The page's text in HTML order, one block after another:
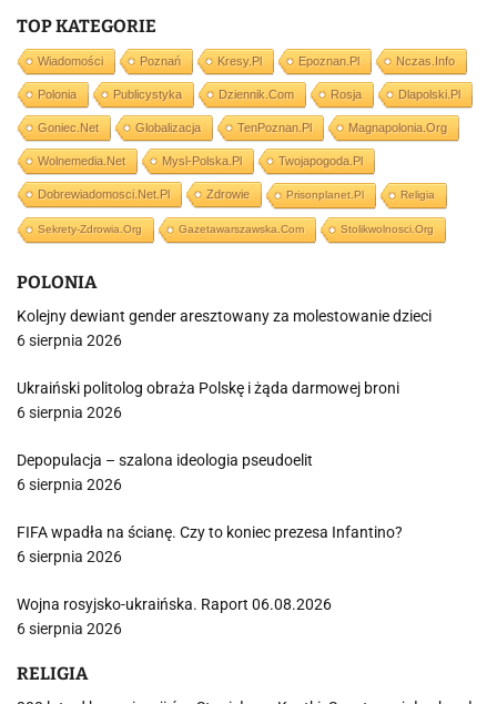
TOP KATEGORIE
Wiadomości Poznań Kresy.pl Epoznan.pl Nczas.info
Polonia Publicystyka Dziennik.com Rosja Dlapolski.pl
Goniec.net Globalizacja TenPoznan.pl Magnapolonia.org
Wolnemedia.net Mysl-Polska.pl Twojapogoda.pl
Dobrewiadomosci.net.pl Zdrowie Prisonplanet.pl Religia
Sekrety-Zdrowia.org Gazetawarszawska.com Stolikwolnosci.org
POLONIA
Kolejny dewiant gender aresztowany za molestowanie dzieci
6 sierpnia 2026
Ukraiński politolog obraża Polskę i żąda darmowej broni
6 sierpnia 2026
Depopulacja – szalona ideologia pseudoelit
6 sierpnia 2026
FIFA wpadła na ścianę. Czy to koniec prezesa Infantino?
6 sierpnia 2026
Wojna rosyjsko-ukraińska. Raport 06.08.2026
6 sierpnia 2026
RELIGIA